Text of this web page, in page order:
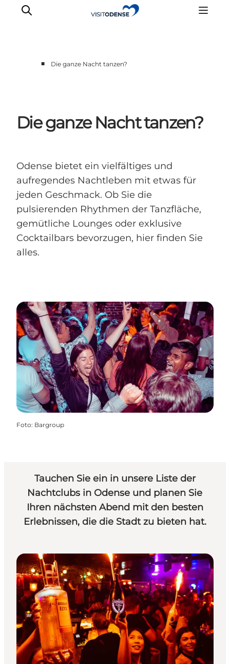
Reiseplanung
Inspiration
■ Die ganze Nacht tanzen?
Die ganze Nacht tanzen?
Odense bietet ein vielfältiges und
aufregendes Nachtleben mit etwas für
jeden Geschmack. Ob Sie die
pulsierenden Rhythmen der Tanzfläche,
gemütliche Lounges oder exklusive
Cocktailbars bevorzugen, hier finden Sie
alles.
Foto: Bargroup
Tauchen Sie ein in unsere Liste der
Nachtclubs in Odense und planen Sie
Ihren nächsten Abend mit den besten
Erlebnissen, die die Stadt zu bieten hat.